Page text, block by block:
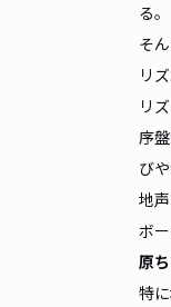
る。
そ
リ
リ
序
び
地
ボ
原
特